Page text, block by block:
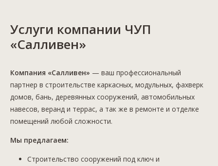
Услуги компании ЧУП
«Салливен»
Компания «Салливен» — ваш профессиональный
партнер в строительстве каркасных, модульных, фахверк
домов, бань, деревянных сооружений, автомобильных
навесов, веранд и террас, а так же в ремонте и отделке
помещений любой сложности.
Мы предлагаем:
Строительство сооружений под ключ и